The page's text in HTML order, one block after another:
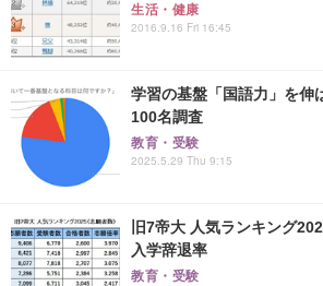
生活・健康
2016.9.16 Fri 16:45
学習の基盤「国語力」を
100名調査
教育・受験
2025.5.29 Thu 9:15
旧7帝大 人気ランキング
入学辞退率
教育・受験